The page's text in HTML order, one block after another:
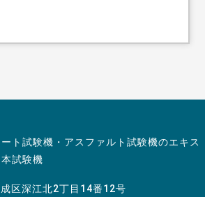
ト試験機・アスファルト試験機のエキス
試験機
区深江北2丁目14番12号